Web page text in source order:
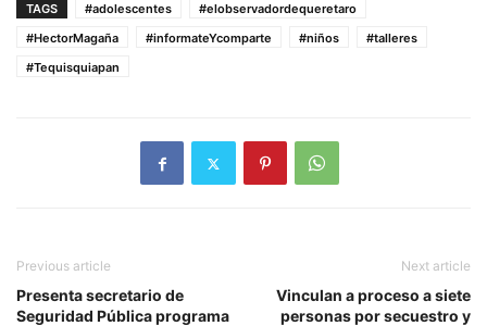
TAGS #adolescentes
#elobservadordequeretaro
#HectorMagaña
#informateYcomparte #niños
#talleres
#Tequisquiapan
Previous article
Presenta secretario de
Seguridad Pública programa
Next article
Vinculan a proceso a siete
personas por secuestro y